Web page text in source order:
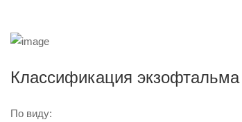
Классификация экзофтальма
По виду: